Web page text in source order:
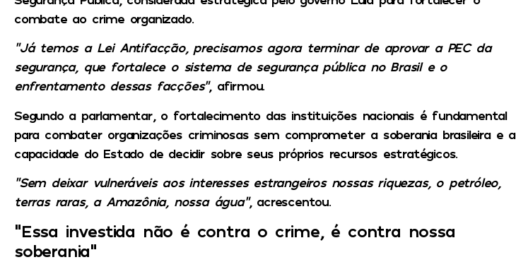
combate ao crime organizado.
“Já temos a Lei Antifacção, precisamos agora terminar de aprovar a PEC da
segurança, que fortalece o sistema de segurança pública no Brasil e o
enfrentamento dessas facções”, afirmou.
Segundo a parlamentar, o fortalecimento das instituições nacionais é fundamental
para combater organizações criminosas sem comprometer a soberania brasileira e a
capacidade do Estado de decidir sobre seus próprios recursos estratégicos.
“Sem deixar vulneráveis aos interesses estrangeiros nossas riquezas, o petróleo,
terras raras, a Amazônia, nossa água”, acrescentou.
“Essa investida não é contra o crime, é contra nossa
soberania”